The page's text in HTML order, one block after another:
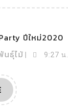
ปีใหม่2020
นธุ์ไม้
9:27 น.